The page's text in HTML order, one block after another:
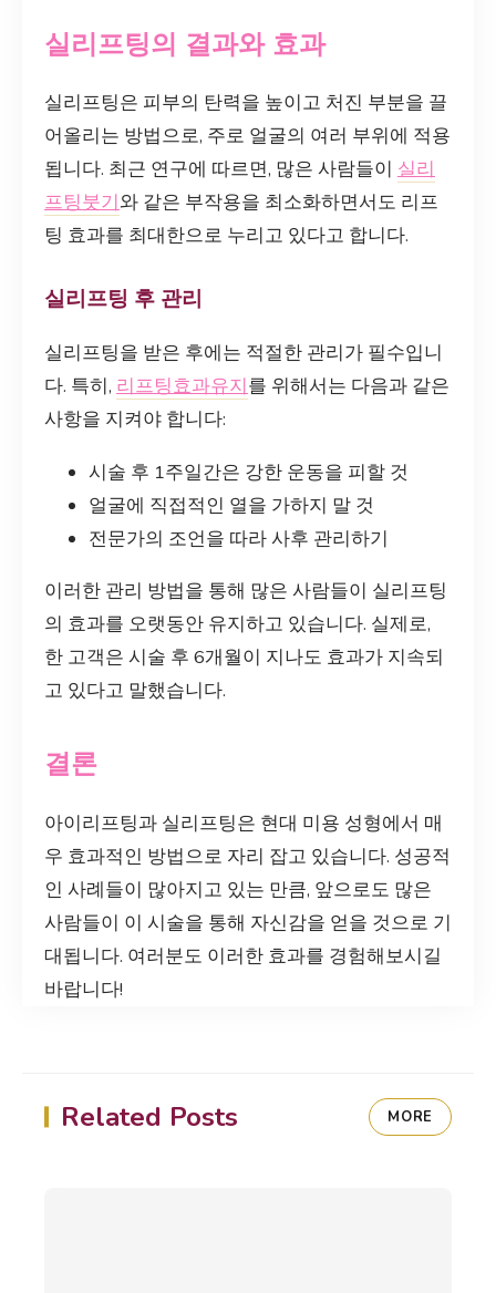
실리프팅의 결과와 효과
실리프팅은 피부의 탄력을 높이고 처진 부분을 끌
어올리는 방법으로, 주로 얼굴의 여러 부위에 적용
됩니다. 최근 연구에 따르면, 많은 사람들이 실리
프팅붓기와 같은 부작용을 최소화하면서도 리프
팅 효과를 최대한으로 누리고 있다고 합니다.
실리프팅 후 관리
실리프팅을 받은 후에는 적절한 관리가 필수입니
다. 특히, 리프팅효과유지를 위해서는 다음과 같은
사항을 지켜야 합니다:
시술 후 1주일간은 강한 운동을 피할 것
얼굴에 직접적인 열을 가하지 말 것
전문가의 조언을 따라 사후 관리하기
이러한 관리 방법을 통해 많은 사람들이 실리프팅
의 효과를 오랫동안 유지하고 있습니다. 실제로,
한 고객은 시술 후 6개월이 지나도 효과가 지속되
고 있다고 말했습니다.
결론
아이리프팅과 실리프팅은 현대 미용 성형에서 매
우 효과적인 방법으로 자리 잡고 있습니다. 성공적
인 사례들이 많아지고 있는 만큼, 앞으로도 많은
사람들이 이 시술을 통해 자신감을 얻을 것으로 기
대됩니다. 여러분도 이러한 효과를 경험해보시길
바랍니다!
Related Posts MORE